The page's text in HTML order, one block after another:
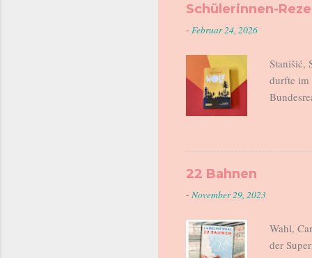
geht
Schülerinnen-
- Februar 24, 2026
Stanišić,
durfte im
22 Bahnen
- November 29, 2023
Wahl,
der